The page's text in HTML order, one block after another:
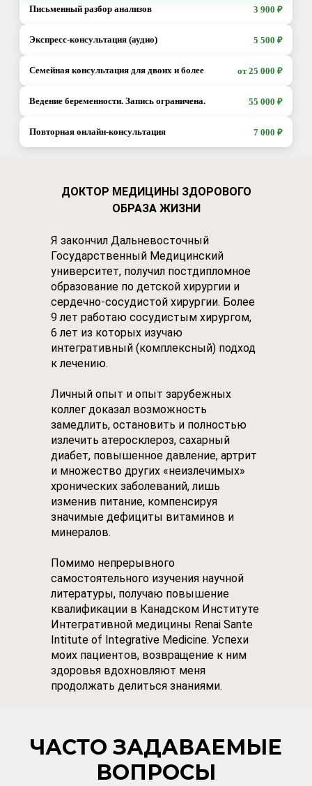
Письменный разбор анализов 3 900 ₽
3 900 ₽
Экспресс-консультация (аудио) 5 500 ₽
Семейная консультация для двоих и более от 25 000 ₽
35 000 ₽
45 000 ₽
базовому списку
Ведение беременности. Запись ограничена. 55 000 ₽
Повторная онлайн-консультация 7 000 ₽
базовому списку
ДОКТОР МЕДИЦИНЫ ЗДОРОВОГО
ОБРАЗА ЖИЗНИ
Я закончил Дальневосточный
Государственный Медицинский
университет, получил постдипломное
образование по детской хирургии и
сердечно-сосудистой хирургии. Более
9 лет работаю сосудистым хирургом,
6 лет из которых изучаю
интегративный (комплексный) подход
к лечению.
Личный опыт и опыт зарубежных
коллег доказал возможность
замедлить, остановить и полностью
излечить атеросклероз, сахарный
диабет, повышенное давление, артрит
и множество других «неизлечимых»
хронических заболеваний, лишь
изменив питание, компенсируя
значимые дефициты витаминов и
минералов.
Помимо непрерывного
самостоятельного изучения научной
литературы, получаю повышение
квалификации в Канадском Институте
Интегративной медицины Renai Sante
Intitute of Integrative Medicine. Успехи
моих пациентов, возвращение к ним
здоровья вдохновляют меня
продолжать делиться знаниями.
ЧАСТО ЗАДАВАЕМЫЕ
ВОПРОСЫ